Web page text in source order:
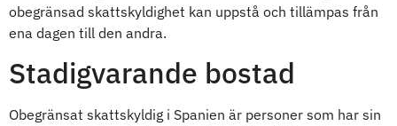
obegränsad skattskyldighet kan uppstå och tillämpas från
ena dagen till den andra.
Stadigvarande bostad
Obegränsat skattskyldig i Spanien är personer som har sin